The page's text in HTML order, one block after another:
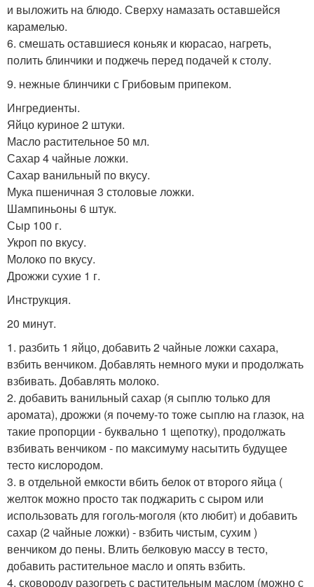
и выложить на блюдо. Сверху намазать оставшейся
карамелью.
6. смешать оставшиеся коньяк и кюрасао, нагреть,
полить блинчики и поджечь перед подачей к столу.
9. нежные блинчики с Грибовым припеком.
Ингредиенты.
Яйцо куриное 2 штуки.
Масло растительное 50 мл.
Сахар 4 чайные ложки.
Сахар ванильный по вкусу.
Мука пшеничная 3 столовые ложки.
Шампиньоны 6 штук.
Сыр 100 г.
Укроп по вкусу.
Молоко по вкусу.
Дрожжи сухие 1 г.
Инструкция.
20 минут.
1. разбить 1 яйцо, добавить 2 чайные ложки сахара,
взбить венчиком. Добавлять немного муки и продолжать
взбивать. Добавлять молоко.
2. добавить ванильный сахар (я сыплю только для
аромата), дрожжи (я почему-то тоже сыплю на глазок, на
такие пропорции - буквально 1 щепотку), продолжать
взбивать венчиком - по максимуму насытить будущее
тесто кислородом.
3. в отдельной емкости вбить белок от второго яйца (
желток можно просто так поджарить с сыром или
использовать для гоголь-моголя (кто любит) и добавить
сахар (2 чайные ложки) - взбить чистым, сухим )
венчиком до пены. Влить белковую массу в тесто,
добавить растительное масло и опять взбить.
4. сковороду разогреть с растительным маслом (можно с